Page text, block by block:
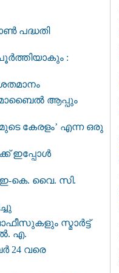
പദ്ധതി
:
മൊബൈൽ ആപ്പും
കേരളം’ എന്ന ഒരു
ഇപ്പോൾ
ഇ-കെ. വൈ. സി.
സ്മാര്‍ട്ട്
എ.
24 വരെ